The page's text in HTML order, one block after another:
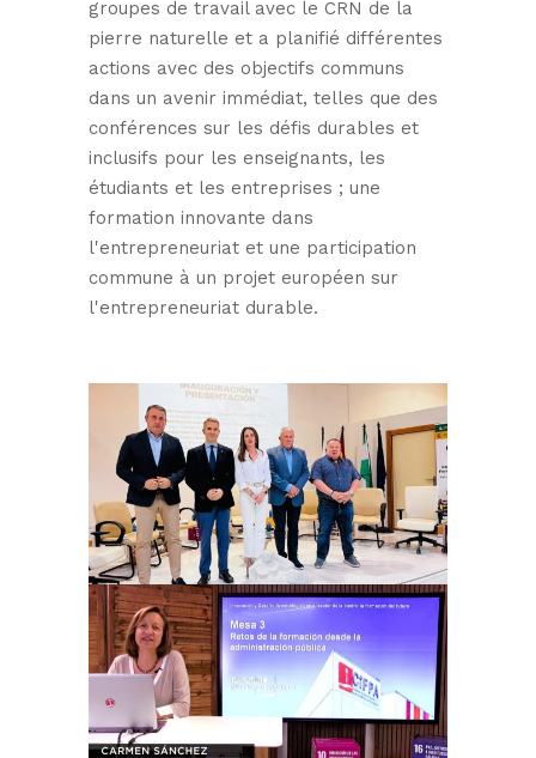
groupes de travail avec le CRN de la
pierre naturelle et a planifié différentes
actions avec des objectifs communs
dans un avenir immédiat, telles que des
conférences sur les défis durables et
inclusifs pour les enseignants, les
étudiants et les entreprises ; une
formation innovante dans
l'entrepreneuriat et une participation
commune à un projet européen sur
l'entrepreneuriat durable.